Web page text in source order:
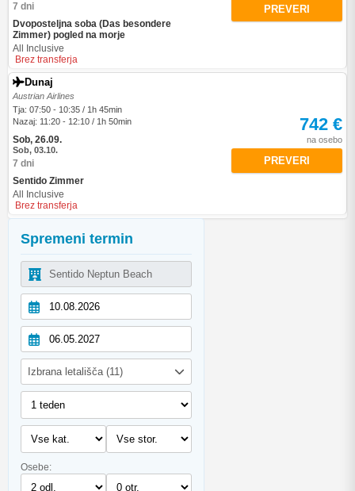
Spremeni termin
Izbrana letališča (11)
Osebe:
7 dni
Dvoposteljna soba (Das besondere
Zimmer) pogled na morje
All Inclusive
Brez transferja
PREVERI
Dunaj
Austrian Airlines
Tja: 07:50 - 10:35 / 1h 45min
Nazaj: 11:20 - 12:10 / 1h 50min
Sob, 26.09.
Sob, 03.10.
7 dni
Sentido Zimmer
All Inclusive
Brez transferja
742 €
na osebo
PREVERI